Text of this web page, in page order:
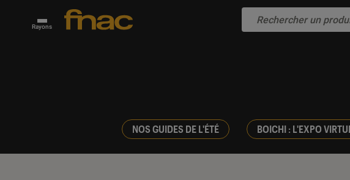
Rayons
NOS GUIDES DE L'ÉTÉ BOICHI : L'EXPO